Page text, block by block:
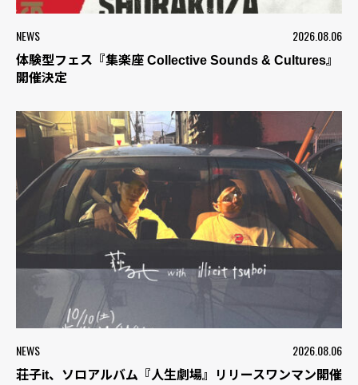
NEWS 2026.08.06
体験型フェス『集楽座 Collective Sounds & Cultures』
開催決定
NEWS 2026.08.06
荘子it、ソロアルバム『人生劇場』リリースワンマン開催